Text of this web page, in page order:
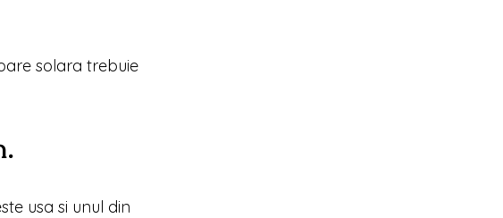
solara trebuie
usa si unul din